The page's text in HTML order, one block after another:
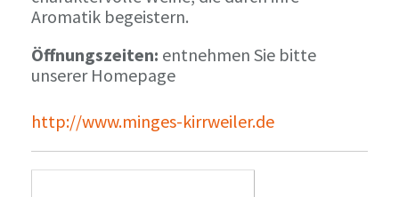
Aromatik begeistern.
Öffnungszeiten: entnehmen Sie bitte
unserer Homepage
http://www.minges-kirrweiler.de